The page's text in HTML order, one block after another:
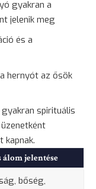
gyakran a
jelenik meg
és a
hernyót az ősök
spirituális
kapnak.
jelentése
bőség,